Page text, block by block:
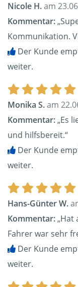
Nicole H.am
Kommentar:
Kommunikation.
Der Kunde
weiter.
Monika S.am
Kommentar:„Es
und hilfsbereit.“
Der Kunde
weiter.
Hans-Günter W.
Kommentar:„Hat
Fahrer war sehr
Der Kunde
weiter.